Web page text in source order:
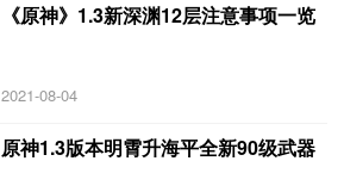
《原神》1.3新深渊12层注意事项一览
2021-08-04
原神1.3版本明霄升海平全新90级武器